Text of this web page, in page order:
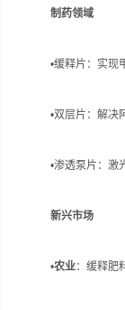
制药领域
•缓释片：实现甲
•双层片：解决
•渗透泵片：激光
新兴市场
•农业：缓释肥